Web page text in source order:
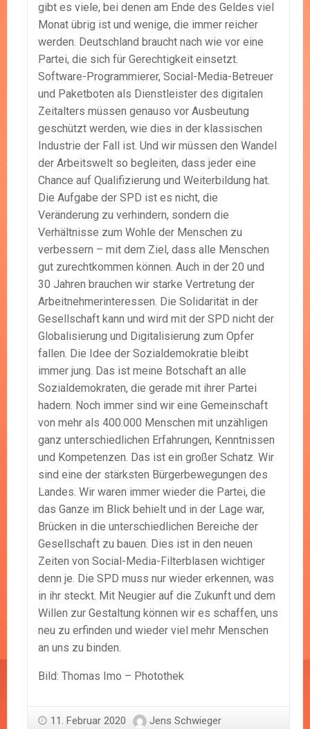
gibt es viele, bei denen am Ende des Geldes viel
Monat übrig ist und wenige, die immer reicher
werden. Deutschland braucht nach wie vor eine
Partei, die sich für Gerechtigkeit einsetzt.
Software-Programmierer, Social-Media-Betreuer
und Paketboten als Dienstleister des digitalen
Zeitalters müssen genauso vor Ausbeutung
geschützt werden, wie dies in der klassischen
Industrie der Fall ist. Und wir müssen den Wandel
der Arbeitswelt so begleiten, dass jeder eine
Chance auf Qualifizierung und Weiterbildung hat.
Die Aufgabe der SPD ist es nicht, die
Veränderung zu verhindern, sondern die
Verhältnisse zum Wohle der Menschen zu
verbessern – mit dem Ziel, dass alle Menschen
gut zurechtkommen können. Auch in der 20 und
30 Jahren brauchen wir starke Vertretung der
Arbeitnehmerinteressen. Die Solidarität in der
Gesellschaft kann und wird mit der SPD nicht der
Globalisierung und Digitalisierung zum Opfer
fallen. Die Idee der Sozialdemokratie bleibt
immer jung. Das ist meine Botschaft an alle
Sozialdemokraten, die gerade mit ihrer Partei
hadern. Noch immer sind wir eine Gemeinschaft
von mehr als 400.000 Menschen mit unzähligen
ganz unterschiedlichen Erfahrungen, Kenntnissen
und Kompetenzen. Das ist ein großer Schatz. Wir
sind eine der stärksten Bürgerbewegungen des
Landes. Wir waren immer wieder die Partei, die
das Ganze im Blick behielt und in der Lage war,
Brücken in die unterschiedlichen Bereiche der
Gesellschaft zu bauen. Dies ist in den neuen
Zeiten von Social-Media-Filterblasen wichtiger
denn je. Die SPD muss nur wieder erkennen, was
in ihr steckt. Mit Neugier auf die Zukunft und dem
Willen zur Gestaltung können wir es schaffen, uns
neu zu erfinden und wieder viel mehr Menschen
an uns zu binden.
Bild: Thomas Imo – Photothek
11. Februar 2020 Jens Schwieger